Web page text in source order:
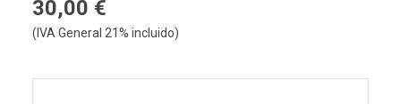
30,00 €
(IVA General 21% incluido)